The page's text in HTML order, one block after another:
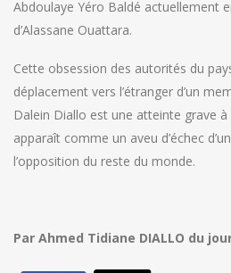
Abdoulaye Yéro Baldé actuellement
d’Alassane Ouattara.
Cette obsession des autorités du
déplacement vers l’étranger d’un
Dalein Diallo est une atteinte grave
apparaît comme un aveu d’échec
l’opposition du reste du monde.
Par Ahmed Tidiane DIALLO du